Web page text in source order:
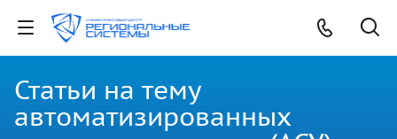
Статьи на тему
автоматизированных